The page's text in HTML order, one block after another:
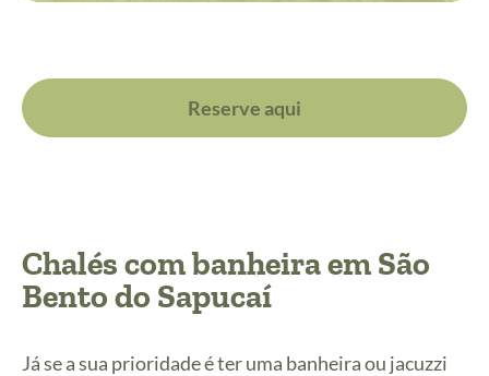
Reserve aqui
Chalés com banheira em São
Bento do Sapucaí
Já se a sua prioridade é ter uma banheira ou jacuzzi